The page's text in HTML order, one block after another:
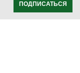
ПОДПИСАТЬСЯ